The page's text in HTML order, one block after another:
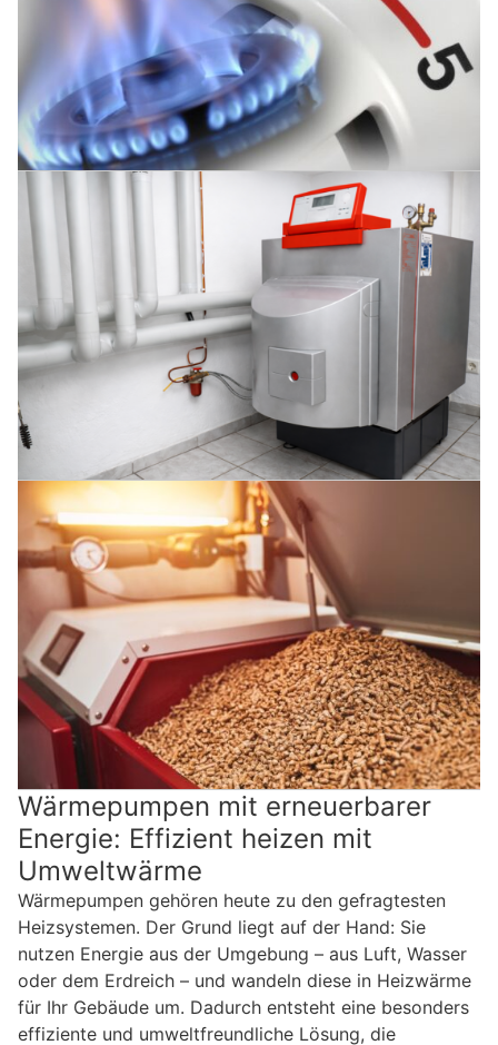
Wärmepumpen mit erneuerbarer
Energie: Effizient heizen mit
Umweltwärme
Wärmepumpen gehören heute zu den gefragtesten
Heizsystemen. Der Grund liegt auf der Hand: Sie
nutzen Energie aus der Umgebung – aus Luft, Wasser
oder dem Erdreich – und wandeln diese in Heizwärme
für Ihr Gebäude um. Dadurch entsteht eine besonders
effiziente und umweltfreundliche Lösung, die